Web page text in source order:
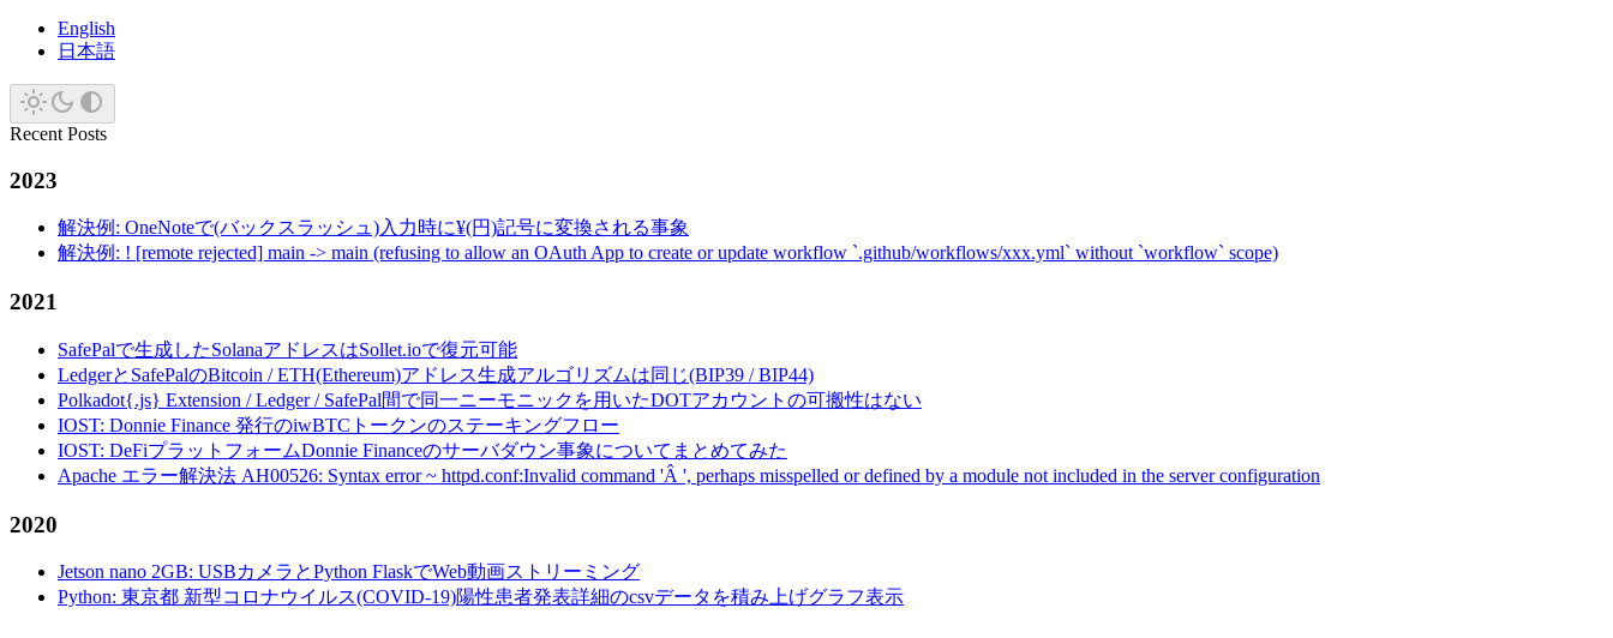
English
日本語
Recent Posts
2023
解決例: OneNoteで(バックスラッシュ)入力時に¥(円)記号に変換される事象
解決例: ! [remote rejected] main -> main (refusing to allow an OAuth App to create or update workflow `.github/workflows/xxx.yml` without `workflow` scope)
2021
SafePalで生成したSolanaアドレスはSollet.ioで復元可能
LedgerとSafePalのBitcoin / ETH(Ethereum)アドレス生成アルゴリズムは同じ(BIP39 / BIP44)
Polkadot{.js} Extension / Ledger / SafePal間で同一ニーモニックを用いたDOTアカウントの可搬性はない
IOST: Donnie Finance 発行のiwBTCトークンのステーキングフロー
IOST: DeFiプラットフォームDonnie Financeのサーバダウン事象についてまとめてみた
Apache エラー解決法 AH00526: Syntax error ~ httpd.conf:Invalid command 'Â ', perhaps misspelled or defined by a module not included in the server configuration
2020
Jetson nano 2GB: USBカメラとPython FlaskでWeb動画ストリーミング
Python: 東京都 新型コロナウイルス(COVID-19)陽性患者発表詳細のcsvデータを積み上げグラフ表示